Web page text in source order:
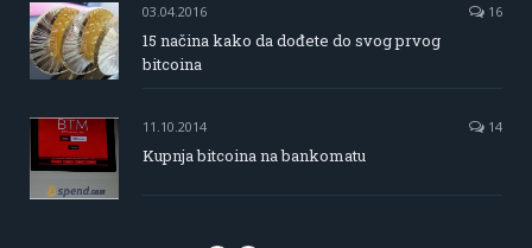
03.04.2016 16
15 načina kako da dođete do svog prvog
bitcoina
11.10.2014 14
Kupnja bitcoina na bankomatu